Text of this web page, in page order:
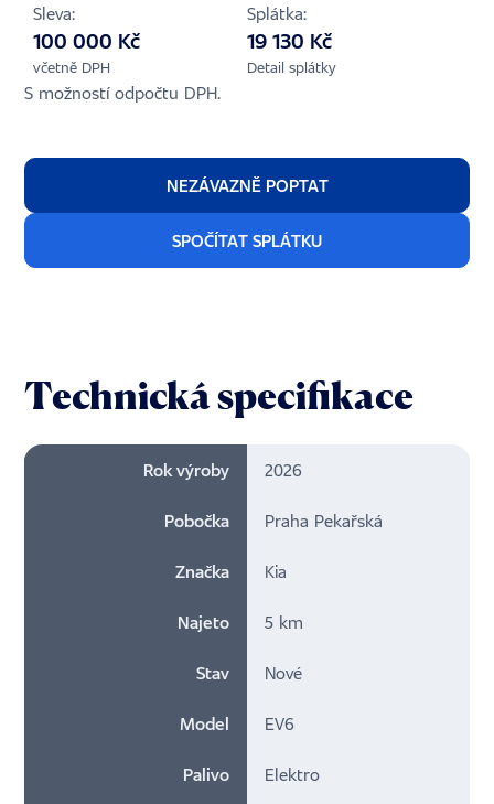
Sleva:
100 000 Kč
včetně DPH
Splátka:
19 130 Kč
Detail splátky
S možností odpočtu DPH.
NEZÁVAZNĚ POPTAT
SPOČÍTAT SPLÁTKU
Technická specifikace
Rok výroby 2026
Pobočka Praha Pekařská
Značka Kia
Najeto 5 km
Stav Nové
Model EV6
Palivo Elektro